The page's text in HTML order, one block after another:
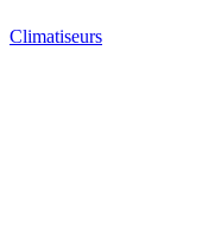
Climatiseurs